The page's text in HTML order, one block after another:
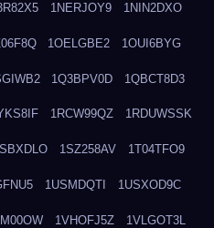
1NERJOY9 1NIN2DXO
1OELGBE2 1OUI6BYG
1Q3BPV0D 1QBCT8D3
1RCW99QZ 1RDUWSSK
1SZ258AV 1T04TFO9
1USMDQTI 1USXOD9C
1VHOFJ5Z 1VLGOT3L